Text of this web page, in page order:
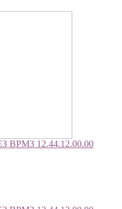
12.44.12.00.00